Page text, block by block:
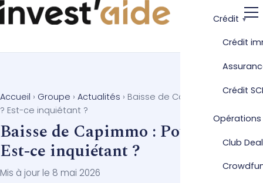
Crédit
Crédit
Crédit
Club Deal
Accueil › Groupe › Actualités › Baisse de Capimmo : Pourquoi
? Est-ce inquiétant ?
Baisse de Capimmo : Pourquoi ?
Est-ce inquiétant ?
Mis à jour le 8 mai 2026